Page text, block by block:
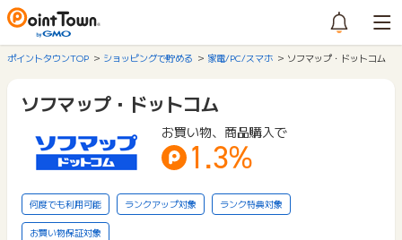
ポイントタウンTOP ショッピングで貯める 家電/PC/スマホ ソフマップ・ドットコム
ソフマップ・ドットコム
お買い物、商品購入で
1.3%
何度でも利用可能 ランクアップ対象 ランク特典対象
お買い物保証対象